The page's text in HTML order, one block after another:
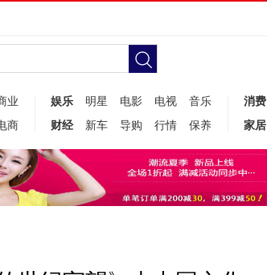
业
商
娱乐 明星 电影 电视
音乐
财经
新车 导购 行情 保养
消费
家居